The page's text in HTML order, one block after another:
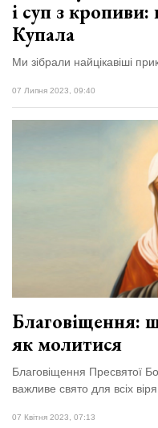
і суп з
Купала
Ми зібрали найцікавіші
07 Липня 2023, 09:40
Благовіщення:
як молитися
Благовіщення Пресвятої
важливе свято для всіх
07 Квітня 2023, 07:13